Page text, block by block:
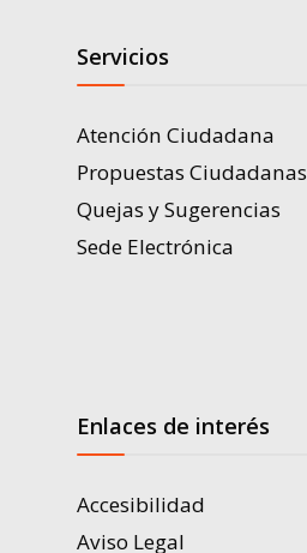
Servicios
Atención Ciudadana
Propuestas Ciudadanas
Quejas y Sugerencias
Sede Electrónica
Enlaces de interés
Accesibilidad
Aviso Legal